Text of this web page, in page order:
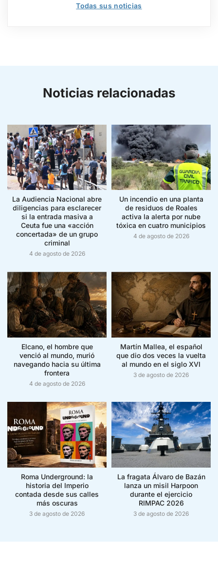
Todas sus noticias
Noticias relacionadas
La Audiencia Nacional abre
diligencias para esclarecer
si la entrada masiva a
Ceuta fue una «acción
concertada» de un grupo
criminal
4 de agosto de 2026
Un incendio en una planta
de residuos de Roales
activa la alerta por nube
tóxica en cuatro municipios
4 de agosto de 2026
Elcano, el hombre que
venció al mundo, murió
navegando hacia su última
frontera
4 de agosto de 2026
Martín Mallea, el español
que dio dos veces la vuelta
al mundo en el siglo XVI
3 de agosto de 2026
Roma Underground: la
historia del Imperio
contada desde sus calles
más oscuras
3 de agosto de 2026
La fragata Álvaro de Bazán
lanza un misil Harpoon
durante el ejercicio
RIMPAC 2026
3 de agosto de 2026